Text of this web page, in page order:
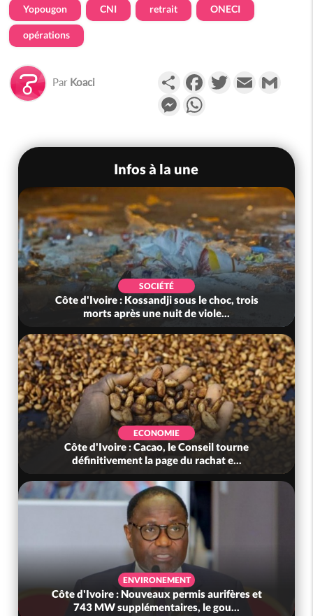
Yopougon CNI retrait ONECI
opérations
Par Koaci PartagerFacebookTwitterEmail
Messenger
Infos à la une
SOCIÉTÉ
Côte d'Ivoire : Kossandji sous le choc, trois
morts après une nuit de viole...
ECONOMIE
Côte d'Ivoire : Cacao, le Conseil tourne
définitivement la page du rachat e...
ENVIRONEMENT
Côte d'Ivoire : Nouveaux permis aurifères et
743 MW supplémentaires, le gou...